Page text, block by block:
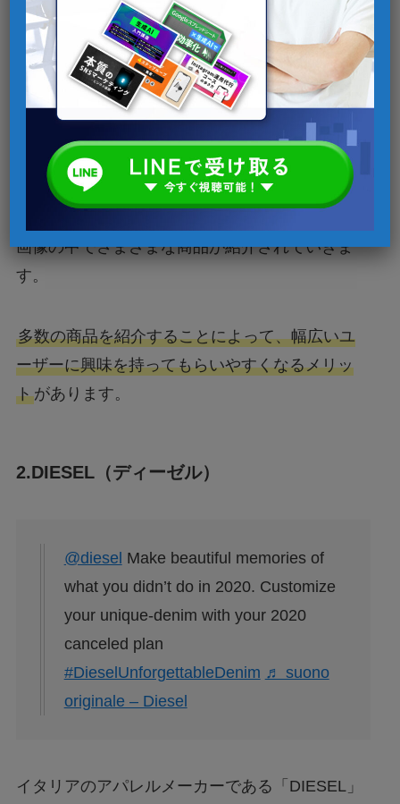
ンズコーデ ♬ som original –
Risoeafeto 🤣
韓国ファッションアパレル通販「ORUN。」のイ
ンフィード広告です
画像の中でさまざまな商品が紹介されていきま
す。
多数の商品を紹介することによって、幅広いユ
ーザーに興味を持ってもらいやすくなるメリッ
トがあります。
2.DIESEL（ディーゼル）
@diesel Make beautiful memories of
what you didn’t do in 2020. Customize
your unique-denim with your 2020
canceled plan
#DieselUnforgettableDenim ♬ suono
originale – Diesel
イタリアのアパレルメーカーである「DIESEL」